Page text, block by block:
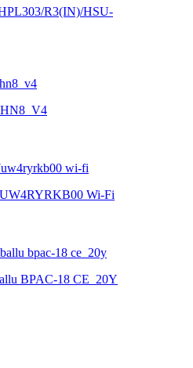
R3(IN)/HSU-
Wi-Fi
BPAC-18 CE_20Y